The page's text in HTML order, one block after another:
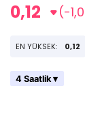
0,12 (-
EN YÜKSEK: 0,12
4 Saatlik ▾